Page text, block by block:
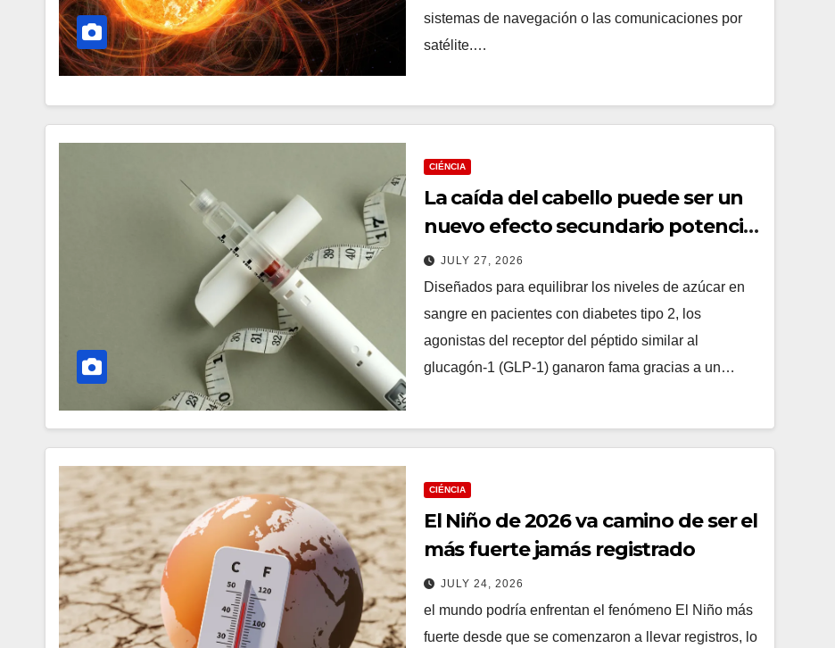
sistemas de navegación o las comunicaciones por
satélite.…
CIÉNCIA
La caída del cabello puede ser un
nuevo efecto secundario potencial
de los medicamentos para bajar de
peso GLP-1
JULY 27, 2026
Diseñados para equilibrar los niveles de azúcar en
sangre en pacientes con diabetes tipo 2, los
agonistas del receptor del péptido similar al
glucagón-1 (GLP-1) ganaron fama gracias a un…
CIÉNCIA
El Niño de 2026 va camino de ser el
más fuerte jamás registrado
JULY 24, 2026
el mundo podría enfrentan el fenómeno El Niño más
fuerte desde que se comenzaron a llevar registros, lo